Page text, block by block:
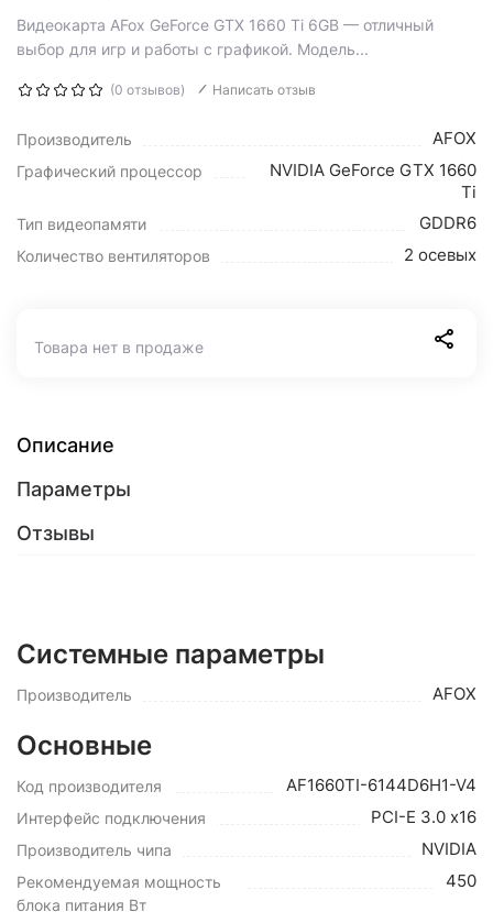
Видеокарта AFox GeForce GTX 1660 Ti 6GB — отличный
выбор для игр и работы с графикой. Модель...
(0 отзывов) Написать отзыв
Производитель AFOX
Графический процессор
NVIDIA GeForce GTX 1660
Ti
Тип видеопамяти GDDR6
Количество вентиляторов 2 осевых
Товара нет в продаже
Описание
Параметры
Отзывы
Системные параметры
Производитель AFOX
Основные
Код производителя AF1660TI-6144D6H1-V4
Интерфейс подключения PCI-E 3.0 х16
Производитель чипа NVIDIA
Рекомендуемая мощность
блока питания Вт
450